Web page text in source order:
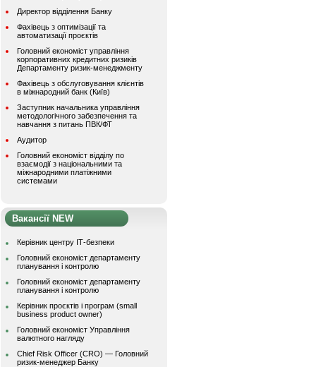
Директор відділення Банку
Фахівець з оптимізації та
автоматизації проєктів
Головний економіст управління
корпоративних кредитних ризиків
Департаменту ризик-менеджменту
Фахівець з обслуговування клієнтів
в міжнародний банк (Київ)
Заступник начальника управління
методологічного забезпечення та
навчання з питань ПВК/ФТ
Аудитор
Головний економіст відділу по
взаємодії з національними та
міжнародними платіжними
системами
Вакансії NEW
Керівник центру ІТ-безпеки
Головний економіст департаменту
планування і контролю
Головний економіст департаменту
планування і контролю
Керівник проєктів і програм (small
business product owner)
Головний економіст Управління
валютного нагляду
Chief Risk Officer (CRO) — Головний
ризик-менеджер Банку